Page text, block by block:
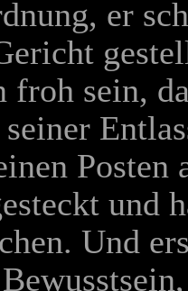
er
sein,
und
Und